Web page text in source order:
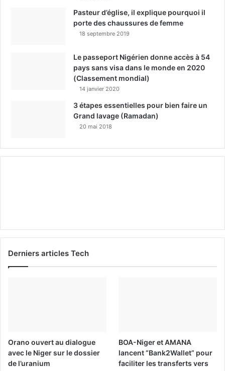
Pasteur d’église, il explique pourquoi il
porte des chaussures de femme
18 septembre 2019
Le passeport Nigérien donne accès à 54
pays sans visa dans le monde en 2020
(Classement mondial)
14 janvier 2020
3 étapes essentielles pour bien faire un
Grand lavage (Ramadan)
20 mai 2018
Derniers articles Tech
Orano ouvert au dialogue
avec le Niger sur le dossier
de l’uranium
BOA-Niger et AMANA
lancent “Bank2Wallet” pour
faciliter les transferts vers